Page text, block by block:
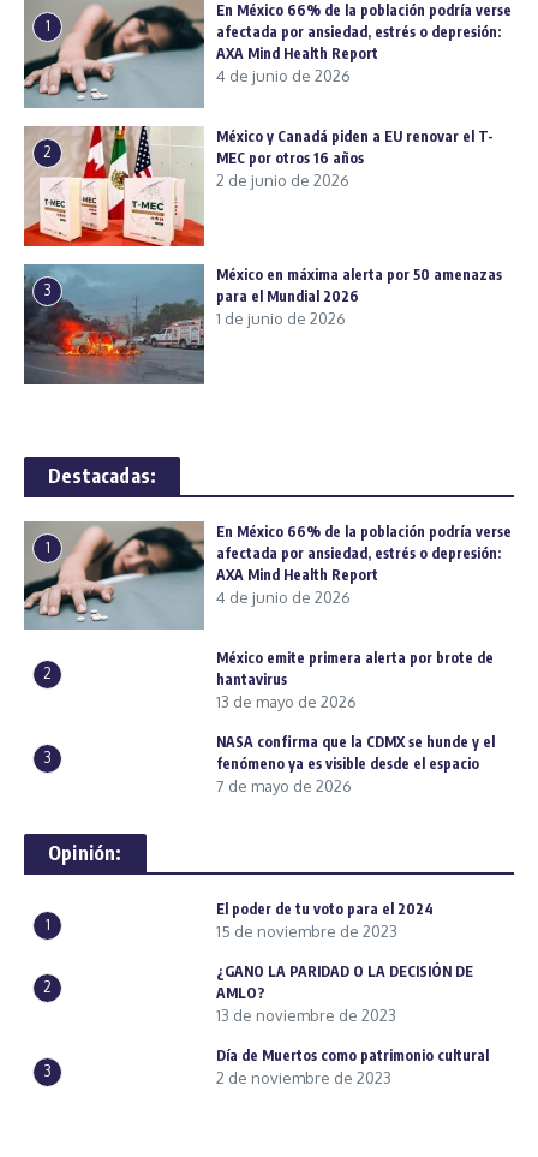
1
En México 66% de la población podría verse
afectada por ansiedad, estrés o depresión:
AXA Mind Health Report
4 de junio de 2026
2
México y Canadá piden a EU renovar el T-
MEC por otros 16 años
2 de junio de 2026
3
México en máxima alerta por 50 amenazas
para el Mundial 2026
1 de junio de 2026
Destacadas:
1
En México 66% de la población podría verse
afectada por ansiedad, estrés o depresión:
AXA Mind Health Report
4 de junio de 2026
2
México emite primera alerta por brote de
hantavirus
13 de mayo de 2026
3
NASA confirma que la CDMX se hunde y el
fenómeno ya es visible desde el espacio
7 de mayo de 2026
Opinión:
1
El poder de tu voto para el 2024
15 de noviembre de 2023
2
¿GANO LA PARIDAD O LA DECISIÓN DE
AMLO?
13 de noviembre de 2023
3
Día de Muertos como patrimonio cultural
2 de noviembre de 2023